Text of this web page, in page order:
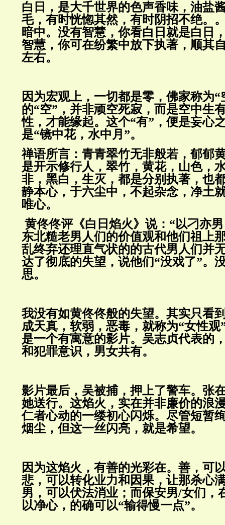
白日，是大千世界的色声香味，油盐
毛，有时恍惚其然，有时阴招不绝。
暗中。没有智慧，你看白日就是白日
智慧，你可在纷繁中放下执著，顺其
左右。
因为宏观上，一切都是零，佛家称为“
的“空”，并非顽空死寂，而是空中生
性，才能缘起。这个“有”，便是妄心
是“镜中花，水中月”。
禅语所言：青青翠竹无非般若，郁郁
是开示修行人，翠竹，黄花，山色，
非，黑白，生灭，都是分别执著，也
静本心，于六尘中，不起杂念，净
唯心。
黄佟佟评《白日焰火》说：“以刁亦
东北糙老男人们的价值观和他们祖上
乱终弃还理直气状的的古代男人们并
达了彻底的失望，说他们“没戏了”。
思。
我没有如黄佟佟般的失望。其实只看
成天真，软弱，恶毒，就称为“女性观
是一个有寓意的影片。吴志贞代表的
和犯罪意识，男女共有。
影片最后，吴被捕，押上了警车。张
她送行。这焰火，实在并非廉价的浪
仁者心动的一缕初心闪烁。尽管短暂
烟尘，但这一丝闪亮，就是希望。
因为这焰火，有善的光彩在。善，可
悲，可以转化业力和因果，让那杀心
男，可以伏法消业；而保安男/女们，
以净心，的确可以“输得慢一点”。